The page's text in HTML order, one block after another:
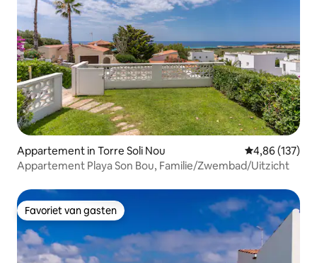
Appartement in Torre Soli Nou Gemiddelde
4,86 (137)
Appartement Playa Son Bou, Familie/Zwembad/Uitzicht
Favoriet van gasten
Favoriet van gasten